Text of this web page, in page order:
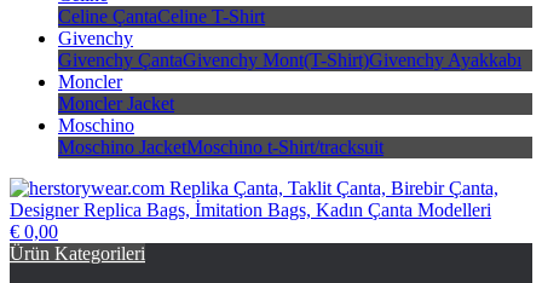
Celine ÇantaCeline T-Shirt
Givenchy
Givenchy ÇantaGivenchy Mont(T-Shirt)Givenchy Ayakkabı
Moncler
Moncler Jacket
Moschino
Moschino JacketMoschino t-Shirt/tracksuit
herstorywear.com Replika Çanta, Taklit Çanta, Birebir Çanta,
€ 0,00
Ürün Kategorileri